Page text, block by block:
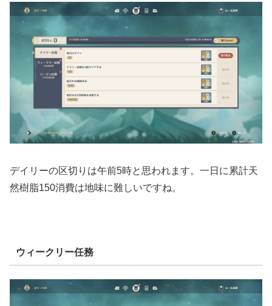
デイリーの区切りは午前5時と思われます。一日に累計天
然樹脂150消費は地味に難しいですね。
ウィークリー任務